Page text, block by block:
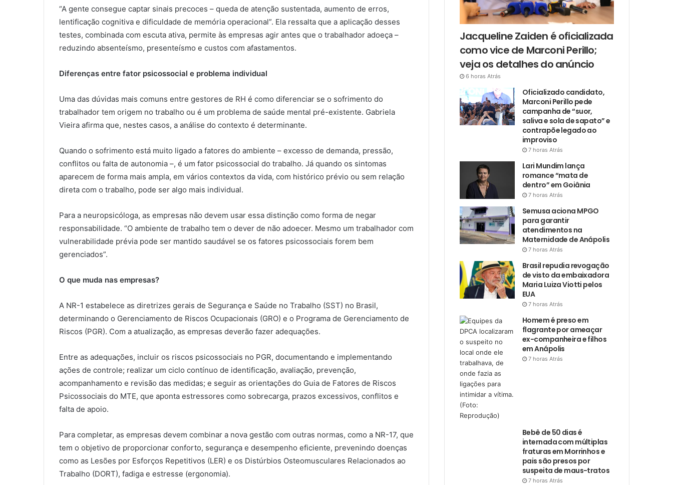
“A gente consegue captar sinais precoces – queda de atenção sustentada, aumento de erros,
lentificação cognitiva e dificuldade de memória operacional”. Ela ressalta que a aplicação desses
testes, combinada com escuta ativa, permite às empresas agir antes que o trabalhador adoeça –
reduzindo absenteísmo, presenteísmo e custos com afastamentos.
Diferenças entre fator psicossocial e problema individual
Uma das dúvidas mais comuns entre gestores de RH é como diferenciar se o sofrimento do
trabalhador tem origem no trabalho ou é um problema de saúde mental pré-existente. Gabriela
Vieira afirma que, nestes casos, a análise do contexto é determinante.
Quando o sofrimento está muito ligado a fatores do ambiente – excesso de demanda, pressão,
conflitos ou falta de autonomia –, é um fator psicossocial do trabalho. Já quando os sintomas
aparecem de forma mais ampla, em vários contextos da vida, com histórico prévio ou sem relação
direta com o trabalho, pode ser algo mais individual.
Para a neuropsicóloga, as empresas não devem usar essa distinção como forma de negar
responsabilidade. “O ambiente de trabalho tem o dever de não adoecer. Mesmo um trabalhador com
vulnerabilidade prévia pode ser mantido saudável se os fatores psicossociais forem bem
gerenciados”.
O que muda nas empresas?
A NR-1 estabelece as diretrizes gerais de Segurança e Saúde no Trabalho (SST) no Brasil,
determinando o Gerenciamento de Riscos Ocupacionais (GRO) e o Programa de Gerenciamento de
Riscos (PGR). Com a atualização, as empresas deverão fazer adequações.
Entre as adequações, incluir os riscos psicossociais no PGR, documentando e implementando
ações de controle; realizar um ciclo contínuo de identificação, avaliação, prevenção,
acompanhamento e revisão das medidas; e seguir as orientações do Guia de Fatores de Riscos
Psicossociais do MTE, que aponta estressores como sobrecarga, prazos excessivos, conflitos e
falta de apoio.
Para completar, as empresas devem combinar a nova gestão com outras normas, como a NR-17, que
tem o objetivo de proporcionar conforto, segurança e desempenho eficiente, prevenindo doenças
como as Lesões por Esforços Repetitivos (LER) e os Distúrbios Osteomusculares Relacionados ao
Trabalho (DORT), fadiga e estresse (ergonomia).
Jacqueline Zaiden é oficializada
como vice de Marconi Perillo;
veja os detalhes do anúncio
6 horas Atrás
Oficializado candidato,
Marconi Perillo pede
campanha de “suor,
saliva e sola de sapato” e
contrapõe legado ao
improviso
7 horas Atrás
Lari Mundim lança
romance “mata de
dentro” em Goiânia
7 horas Atrás
Semusa aciona MPGO
para garantir
atendimentos na
Maternidade de Anápolis
7 horas Atrás
Brasil repudia revogação
de visto da embaixadora
Maria Luiza Viotti pelos
EUA
7 horas Atrás
Homem é preso em
flagrante por ameaçar
ex-companheira e filhos
em Anápolis
7 horas Atrás
Bebê de 50 dias é
internada com múltiplas
fraturas em Morrinhos e
pais são presos por
suspeita de maus-tratos
7 horas Atrás